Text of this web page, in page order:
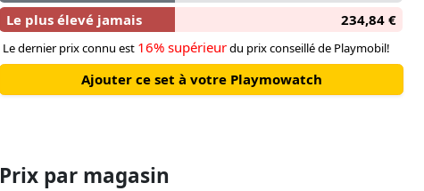
Le plus élevé jamais
234,84 €
Le dernier prix connu est 16% supérieurdu prix conseillé de Playmobil!
Ajouter ce set à votre Playmowatch
Prix ​​par magasin